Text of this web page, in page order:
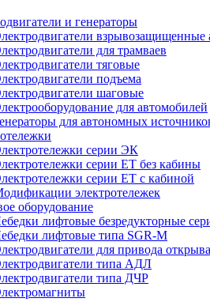
и генераторы
для трамваев
тяговые
подъема
шаговые
для автомобилей
для автономных
серии ЭК
серии ЕТ без кабины
серии ЕТ с кабиной
электротележек
оборудование
лифтовые безредукторные
лифтовые типа SGR-M
для привода
типа АДЛ
типа ДЧР